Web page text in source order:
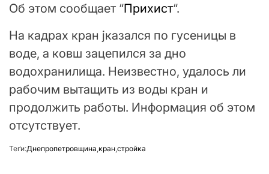
Об этом сообщает “Прихист“.
На кадрах кран jказался по гусеницы в
воде, а ковш зацепился за дно
водохранилища. Неизвестно, удалось ли
рабочим вытащить из воды кран и
продолжить работы. Информация об этом
отсутствует.
Теґи:Днепропетровщина,кран,стройка